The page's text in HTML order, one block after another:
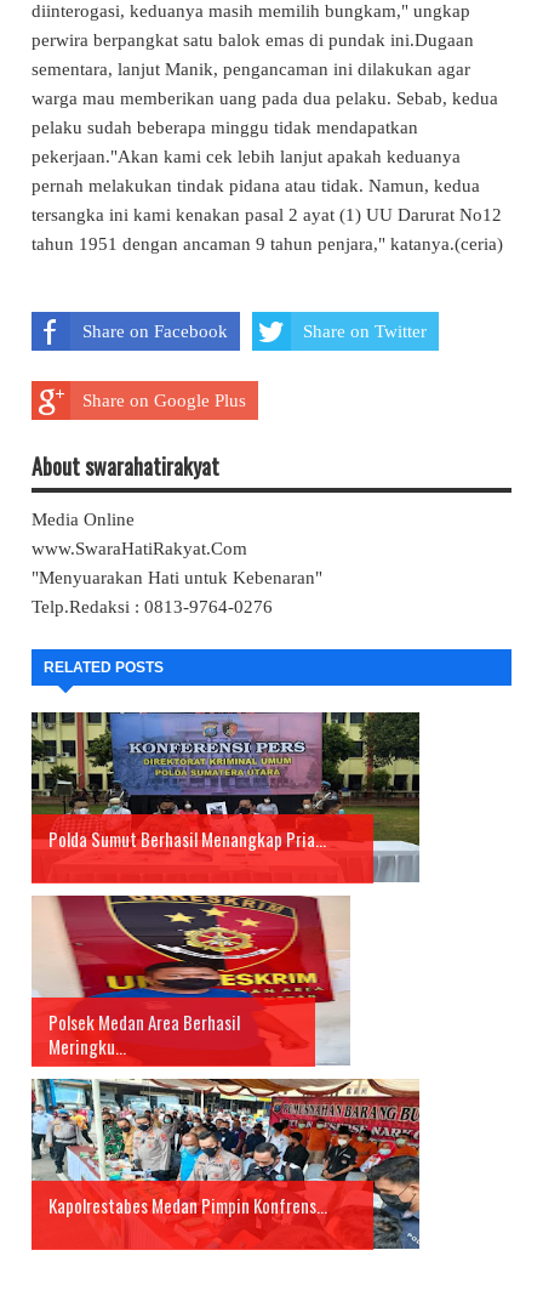
diinterogasi, keduanya masih memilih bungkam," ungkap
perwira berpangkat satu balok emas di pundak ini.Dugaan
sementara, lanjut Manik, pengancaman ini dilakukan agar
warga mau memberikan uang pada dua pelaku. Sebab, kedua
pelaku sudah beberapa minggu tidak mendapatkan
pekerjaan."Akan kami cek lebih lanjut apakah keduanya
pernah melakukan tindak pidana atau tidak. Namun, kedua
tersangka ini kami kenakan pasal 2 ayat (1) UU Darurat No12
tahun 1951 dengan ancaman 9 tahun penjara," katanya.(ceria)
Share on Facebook Share on Twitter
Share on Google Plus
About swarahatirakyat
Media Online
www.SwaraHatiRakyat.Com
"Menyuarakan Hati untuk Kebenaran"
Telp.Redaksi : 0813-9764-0276
RELATED POSTS
Polda Sumut Berhasil Menangkap Pria...
Polsek Medan Area Berhasil
Meringku...
Kapolrestabes Medan Pimpin Konfrens...